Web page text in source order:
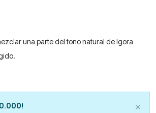
una parte del tono natural de Igora